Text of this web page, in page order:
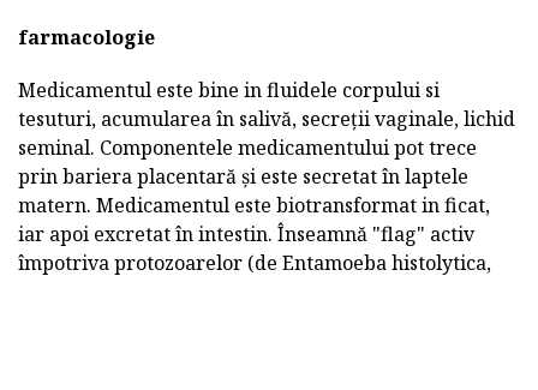
farmacologie
Medicamentul este bine in fluidele corpului si
tesuturi, acumularea în salivă, secreții vaginale, lichid
seminal. Componentele medicamentului pot trece
prin bariera placentară și este secretat în laptele
matern. Medicamentul este biotransformat in ficat,
iar apoi excretat în intestin. Înseamnă "flag" activ
împotriva protozoarelor (de Entamoeba histolytica,